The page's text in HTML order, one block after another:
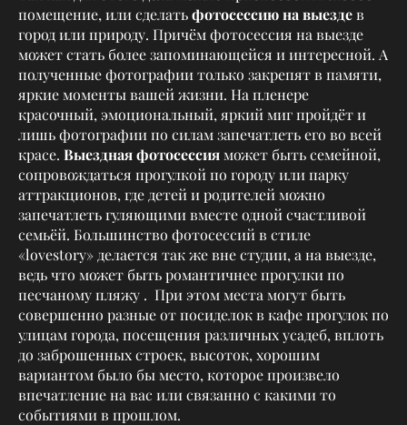
помещение, или сделатьфотосессию на выезде в
город или природу. Причём фотосессия на выезде
может стать более запоминающейся и интересной. А
полученные фотографии только закрепят в памяти,
яркие моменты вашей жизни. На пленере
красочный, эмоциональный, яркий миг пройдёт и
лишь фотографии по силам запечатлеть его во всей
красе. Выездная фотосессияможет быть семейной,
сопровождаться прогулкой по городу или парку
аттракционов, где детей и родителей можно
запечатлеть гуляющими вместе одной счастливой
семьёй. Большинство фотосессий в стиле
«lovestory» делается так же вне студии, а на выезде,
ведь что может быть романтичнее прогулки по
песчаному пляжу . При этом места могут быть
совершенно разные от посиделок в кафе прогулок по
улицам города, посещения различных усадеб, вплоть
до заброшенных строек, высоток, хорошим
вариантом было бы место, которое произвело
впечатление на вас или связанно с какими то
событиями в прошлом.